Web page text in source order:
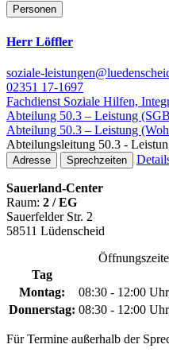
Personen
Herr Löffler
soziale-
02351 17-1697
Fachdienst Soziale Hilfen,
Abteilung 50.3 – Leistung
Abteilung 50.3 – Leistung
Abteilungsleitung 50.3 -
Adresse Sprechzeiten
Sauerland-Center
Raum: 2 / EG
Sauerfelder Str. 2
58511 Lüdenscheid
Tag
Montag:
08:30 - 12:00
Donnerstag: 08:30 - 12:00
Für Termine außerhalb der